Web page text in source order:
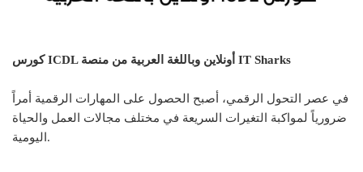
كورس ICDL أونلاين وباللغة العربية من منصة IT Sharks
في عصر التحول الرقمي، أصبح الحصول على المهارات الرقمية أمراً
ضرورياً لمواكبة التغيرات السريعة في مختلف مجالات العمل والحياة
اليومية.